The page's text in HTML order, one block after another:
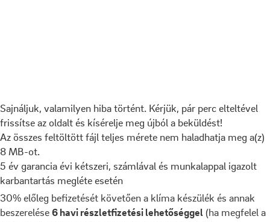
Sajnáljuk, valamilyen hiba történt. Kérjük, pár perc elteltével
frissítse az oldalt és kísérelje meg újból a beküldést!
Az összes feltöltött fájl teljes mérete nem haladhatja meg a(z)
8 MB-ot.
5 év garancia évi kétszeri, számlával és munkalappal igazolt
karbantartás megléte esetén
30% előleg befizetését követően a klíma készülék és annak
beszerelése6 havi részletfizetési lehetőséggel(ha megfelel a